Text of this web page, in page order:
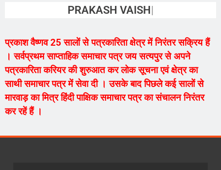
PRAKASH VAISHNAV
प्रकाश वैष्णव 25 सालों से पत्रकारिता क्षेत्र में निरंतर सक्रिय हैं
। सर्वप्रथम साप्ताहिक समाचार पत्र जय सत्यपुर से अपने
पत्रकारिता करियर की शुरुआत कर लोक सूचना एवं क्षेत्र का
साथी समाचार पत्र में सेवा दी । उसके बाद पिछले कई सालों से
मारवाड़ का मित्र हिंदी पाक्षिक समाचार पत्र का संचालन निरंतर
कर रहें हैं ।